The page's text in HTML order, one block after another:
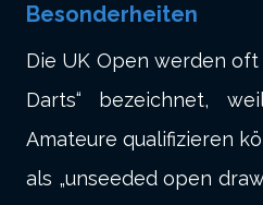
Besonderheiten
Die UK Open werden oft
Darts“ bezeichnet,
Amateure qualifizieren
als „unseeded open